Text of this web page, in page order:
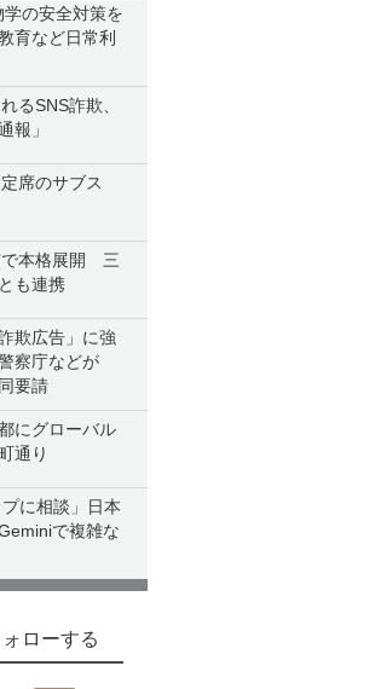
の安全対策を
育など日常利
るSNS詐欺、
報」
席のサブス
で本格展開 三
も連携
欺広告」に強
察庁などが
要請
にグローバル
通り
プに相談」日本
で複雑な
ローする